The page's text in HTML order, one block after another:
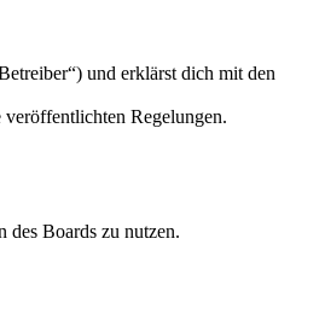
und erklärst dich mit den
Regelungen.
des Boards zu nutzen.